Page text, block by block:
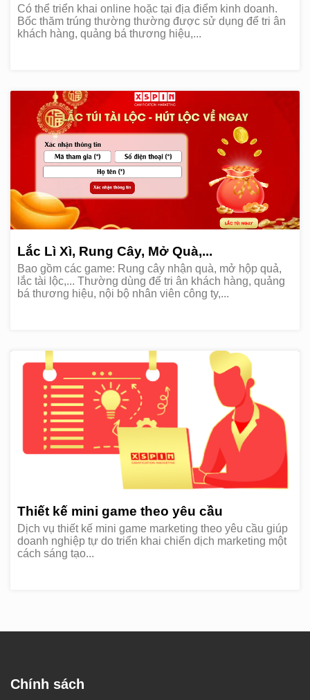
Có thể triển khai online hoặc tại địa điểm kinh doanh.
Bốc thăm trúng thường thường được sử dụng để tri ân
khách hàng, quảng bá thương hiệu,...
Lắc Lì Xì, Rung Cây, Mở Quà,...
Bao gồm các game: Rung cây nhận quà, mở hộp quả,
lắc tài lộc,... Thường dùng để tri ân khách hàng, quảng
bá thương hiệu, nội bộ nhân viên công ty,...
Thiết kế mini game theo yêu cầu
Dịch vụ thiết kế mini game marketing theo yêu cầu giúp
doanh nghiệp tự do triển khai chiến dịch marketing một
cách sáng tạo...
Chính sách